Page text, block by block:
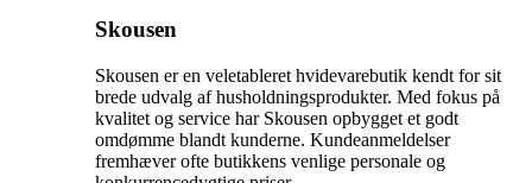
Skousen
Skousen er en veletableret hvidevarebutik kendt for sit
brede udvalg af husholdningsprodukter. Med fokus på
kvalitet og service har Skousen opbygget et godt
omdømme blandt kunderne. Kundeanmeldelser
fremhæver ofte butikkens venlige personale og